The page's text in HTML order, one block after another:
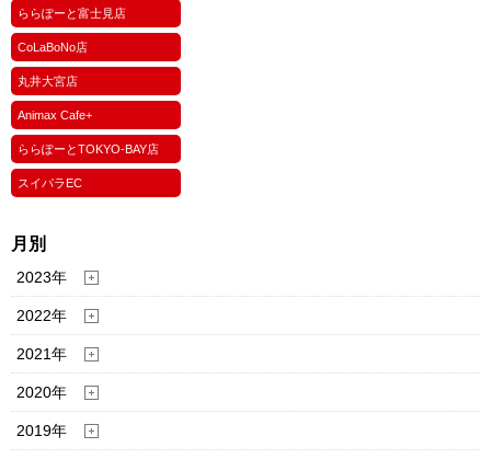
ららぽーと富士見店
CoLaBoNo店
丸井大宮店
Animax Cafe+
ららぽーとTOKYO-BAY店
スイパラEC
月別
2023年
2022年
2021年
2020年
2019年